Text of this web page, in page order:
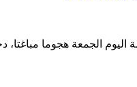
اليوم الجمعة هجوما